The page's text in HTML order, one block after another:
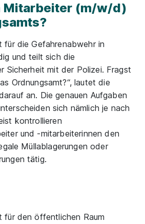
Mitarbeiter (m/w/d)
für die Gefahrenabwehr in
und teilt sich die
Sicherheit mit der Polizei. Fragst
Ordnungsamt?“, lautet die
an. Die genauen Aufgaben
sich nämlich je nach
kontrollieren
und -mitarbeiterinnen den
Müllablagerungen oder
tätig.
für den öffentlichen Raum